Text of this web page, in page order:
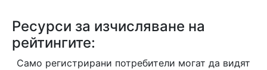
Ресурси за изчисляване на
рейтингите:
Само регистрирани потребители могат да видят